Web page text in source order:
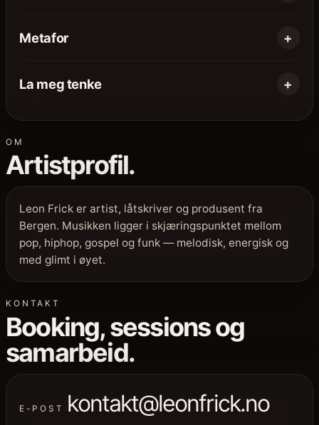
Metafor
La meg tenke
OM
Artistprofil.
Leon Frick er artist, låtskriver og produsent fra
Bergen. Musikken ligger i skjæringspunktet mellom
pop, hiphop, gospel og funk — melodisk, energisk og
med glimt i øyet.
KONTAKT
Booking, sessions og
samarbeid.
E-POST kontakt@leonfrick.no